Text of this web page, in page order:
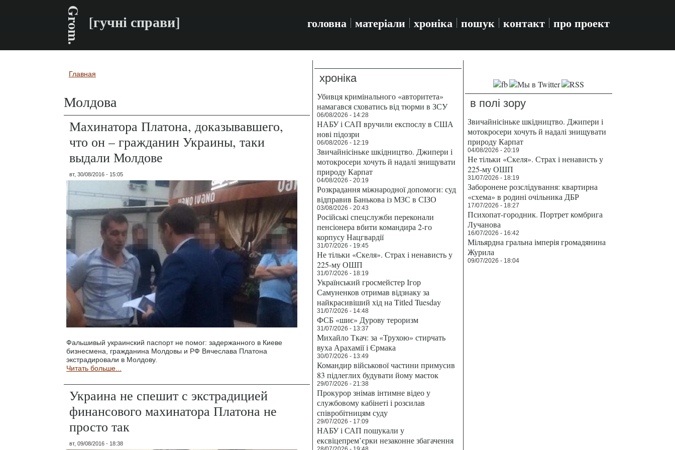
Grom. [гучні справи] головна матеріали хроніка пошук контакт про проект
Вы здесь
Главная
Молдова
Махинатора Платона, доказывавшего,
что он – гражданин Украины, таки
выдали Молдове
вт, 30/08/2016 - 15:05
Фальшивый украинский паспорт не помог: задержанного в Киеве
бизнесмена, гражданина Молдовы и РФ Вячеслава Платона
экстрадировали в Молдову.
Читать больше...
Украина не спешит с экстрадицией
финансового махинатора Платона не
просто так
вт, 09/08/2016 - 18:38
хроніка
Убивця кримінального «авторитета»
намагався сховатись від тюрми в ЗСУ
06/08/2026 - 14:28
НАБУ і САП вручили експослу в США
нові підозри
06/08/2026 - 12:19
Звичайнісіньке шкідництво. Джипери і
мотокросери хочуть й надалі знищувати
природу Карпат
04/08/2026 - 20:19
Розкрадання міжнародної допомоги: суд
відправив Банькова із МЗС в СІЗО
03/08/2026 - 20:43
Російські спецслужби переконали
пенсіонера вбити командира 2-го
корпусу Нацгвардії
31/07/2026 - 19:45
Не тільки «Скеля». Страх і ненависть у
225-му ОШП
31/07/2026 - 18:19
Український гросмейстер Ігор
Самуненков отримав відзнаку за
найкрасивіший хід на Titled Tuesday
31/07/2026 - 14:48
ФСБ «шиє» Дурову тероризм
31/07/2026 - 13:37
Михайло Ткач: за «Трухою» стирчать
вуха Арахамії і Єрмака
30/07/2026 - 13:49
Командир військової частини примусив
83 підлеглих будувати йому маєток
29/07/2026 - 21:38
Прокурор знімав інтимне відео у
службовому кабінеті і розсилав
співробітницям суду
29/07/2026 - 17:09
НАБУ і САП пошукали у
ексвіцепрем’єрки незаконне збагачення
в полі зору
Звичайнісіньке шкідництво. Джипери і
мотокросери хочуть й надалі знищувати
природу Карпат
04/08/2026 - 20:19
Не тільки «Скеля». Страх і ненависть у
225-му ОШП
31/07/2026 - 18:19
Заборонене розслідування: квартирна
«схема» в родині очільника ДБР
17/07/2026 - 18:27
Психопат-городник. Портрет комбрига
Лучанова
16/07/2026 - 16:42
Мільярдна гральна імперія громадянина
Журила
09/07/2026 - 18:04